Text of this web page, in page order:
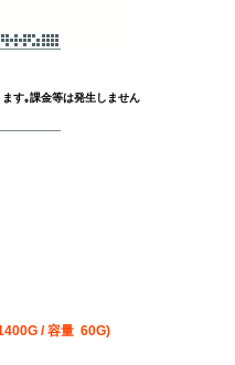
す｡課金等は発生しません
/ 容量 60G)